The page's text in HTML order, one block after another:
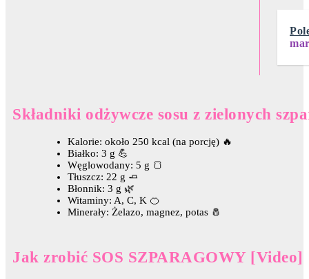
Składniki odżywcze sosu z zielonych
Kalorie: około 250 kcal (na porcję) 🔥
Białko: 3 g 💪
Węglowodany: 5 g 🍞
Tłuszcz: 22 g 🧈
Błonnik: 3 g 🌿
Witaminy: A, C, K 🍊
Minerały: Żelazo, magnez, potas 🧂
Jak zrobić SOS SZPARAGOWY [Video]